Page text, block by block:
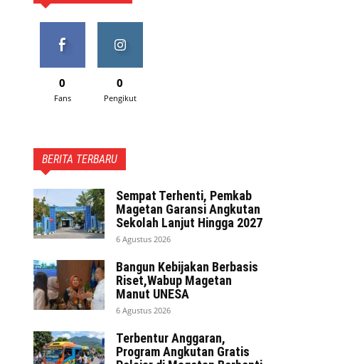
0
Fans
0
Pengikut
BERITA TERBARU
Sempat Terhenti, Pemkab
Magetan Garansi Angkutan
Sekolah Lanjut Hingga 2027
6 Agustus 2026
Bangun Kebijakan Berbasis
Riset,Wabup Magetan
Manut UNESA
6 Agustus 2026
Terbentur Anggaran,
Program Angkutan Gratis